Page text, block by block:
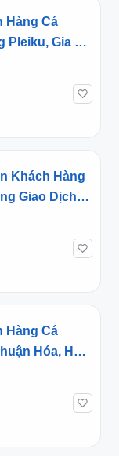
Hàng Cá
Pleiku, Gia Lai
Khách Hàng
Giao Dịch
Pleiku, Gia
Hàng Cá
Hóa, Huế